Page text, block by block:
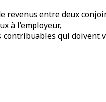
revenus entre deux
à l’employeur,
contribuables qui doivent